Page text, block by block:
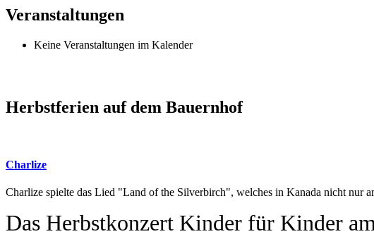
Veranstaltungen
Keine Veranstaltungen im Kalender
Herbstferien auf dem Bauernhof
Charlize
Charlize spielte das Lied "Land of the Silverbirch", welches in Kanada nicht nur
Das Herbstkonzert Kinder für Kinder